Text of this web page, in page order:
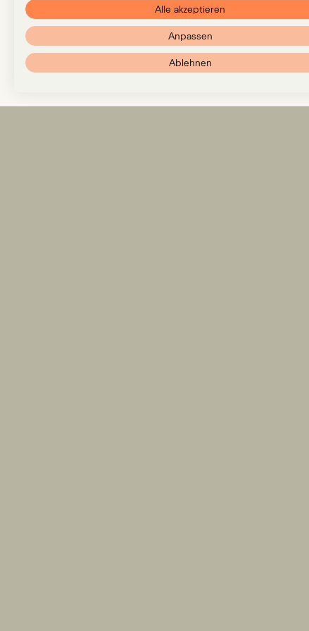
Alle akzeptieren
Anpassen
Ablehnen